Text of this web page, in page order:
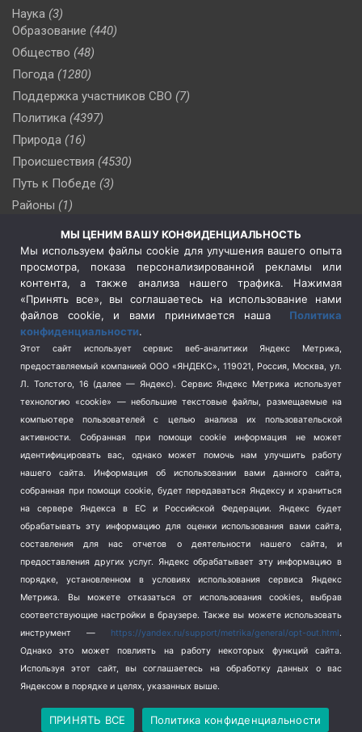
Наука (3)
Образование (440)
Общество (48)
Погода (1280)
Поддержка участников СВО (7)
Политика (4397)
Природа (16)
Происшествия (4530)
Путь к Победе (3)
Районы (1)
(510)
Сельское хозяйство (3)
Социальная политика
(3)
Спецоперация в Украине
Спецоперация на Украине
(404)
Спорт (740)
Терроризм (1)
Транспорт (262)
Туризм (178)
Флот (76)
Школа и спорт (2)
Экология (8)
Экономика (1172)
Copyright © 2026
Политика конфиденциальности
МЫ ЦЕНИМ ВАШУ КОНФИДЕНЦИАЛЬНОСТЬ
Мы используем файлы cookie для улучшения вашего опыта
просмотра, показа персонализированной рекламы или
контента, а также анализа нашего трафика. Нажимая
«Принять все», вы соглашаетесь на использование нами
файлов cookie, и вами принимается наша Политика
конфиденциальности.
Этот сайт использует сервис веб-аналитики Яндекс Метрика,
предоставляемый компанией ООО «ЯНДЕКС», 119021, Россия, Москва, ул.
Л. Толстого, 16 (далее — Яндекс). Сервис Яндекс Метрика использует
технологию «cookie» — небольшие текстовые файлы, размещаемые на
компьютере пользователей с целью анализа их пользовательской
активности.
Собранная при помощи cookie информация не может
идентифицировать вас, однако может помочь нам улучшить работу
нашего сайта. Информация об использовании вами данного сайта,
собранная при помощи cookie, будет передаваться Яндексу и храниться
на сервере Яндекса в ЕС и Российской Федерации. Яндекс будет
обрабатывать эту информацию для оценки использования вами сайта,
составления для нас отчетов о деятельности нашего сайта, и
предоставления других услуг. Яндекс обрабатывает эту информацию в
порядке, установленном в условиях использования сервиса Яндекс
Метрика.
Вы можете отказаться от использования cookies, выбрав
соответствующие настройки в браузере. Также вы можете использовать
инструмент — https://yandex.ru/support/metrika/general/opt-out.html.
Однако это может повлиять на работу некоторых функций сайта.
Используя этот сайт, вы соглашаетесь на обработку данных о вас
Яндексом в порядке и целях, указанных выше.
ПРИНЯТЬ ВСЕ Политика конфиденциальности